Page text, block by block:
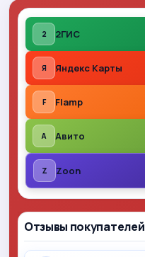
Отзывы покупателей
2 2ГИС
Я Яндекс Карты
F Flamp
A Авито
Z Zoon